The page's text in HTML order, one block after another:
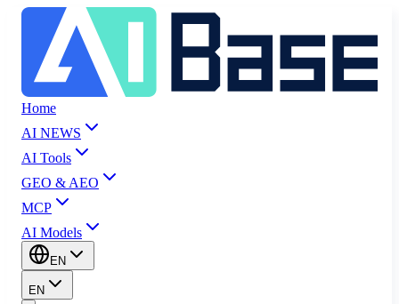
Home
AI NEWS
AI Tools
GEO & AEO
MCP
AI Models
EN
EN